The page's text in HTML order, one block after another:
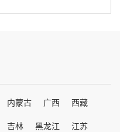
内蒙古 广西
西藏
吉林 黑龙江
江苏